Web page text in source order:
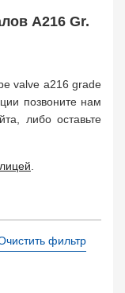
A216 Gr.
valve a216 grade
позвоните нам
либо оставьте
фильтр